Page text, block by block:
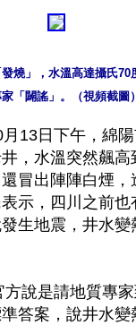
燒」，水溫高達攝氏70
月13日下午，綿
，水溫突然飆高
冒出陣陣白煙，
示，四川之前也
生地震，井水變
說是請地質專
答案，說井水變